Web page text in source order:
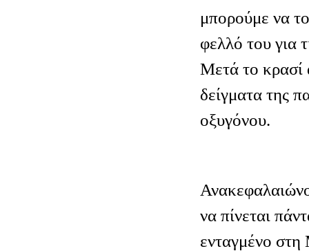
μπορούμε να
φελλό του για
Μετά το κρασί
δείγματα της
οξυγόνου.
να πίνεται
ενταγμένο